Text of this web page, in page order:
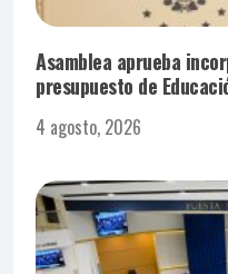
Asamblea aprueba
presupuesto de
4 agosto, 2026